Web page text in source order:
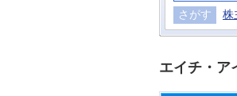
さがす 株
エイチ・ア